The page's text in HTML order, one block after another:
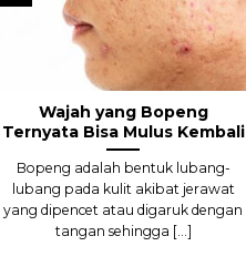
Wajah yang Bopeng
Ternyata Bisa Mulus Kembali
Bopeng adalah bentuk lubang-
lubang pada kulit akibat jerawat
yang dipencet atau digaruk dengan
tangan sehingga [...]